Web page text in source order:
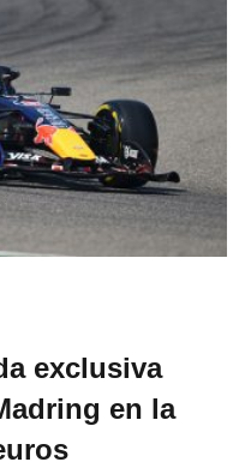
exclusiva
en la